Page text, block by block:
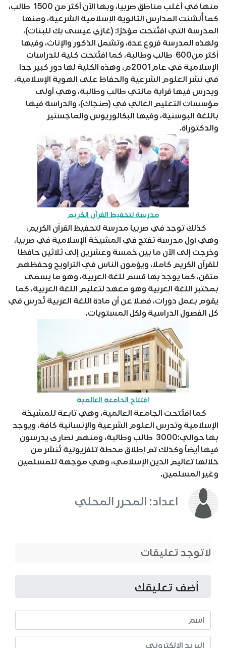
منها في أغلب مناطق صربيا، وبها الآن أكثر من 1500 طالب،
كما أُنشئت المدارس الثانوية الإسلامية الشرعية، ومنها
المدرسة التي افتُتحت مؤخرًا: (غازي عيسى بك للبنات)،
ولهذه المدرسة فروع عدة، وتشمل الذكور والإناث، وفيها
أكثر من600 طالب وطالبة، كما افتُتحت كلية للدراسات
الإسلامية في عام2001م، وهذه الكلية لها دور كبير جدا
في نشر العلوم الشرعية والحفاظ على الهوية الإسلامية،
ويدرس فيها قرابة مائتي طالب وطالبة، وهي أولى
مؤسسات التعليم العالي في (صنجاك)، والدراسة فيها
باللغة البوسنية، وفيها البكالوريوس والماجستير
والدكتوراة.
مدرسة لتحفيظ القرآن الكريم
كذلك توجد في صربيا مدرسة لتحفيظ القرآن الكريم،
وهي أول مدرسة تفتح في المشيخة الإسلامية في صربيا،
وخرجت إلى الآن ما بين خمسة وعشرين إلى ثلاثين حافظا
للقرآن الكريم كاملا، ويؤمون الناس في التراويح وحفظهم
متقن، كما يوجد بها قسم للغة العربية، وهو ما يسمى
بمختبر اللغة العربية وهو معهد لتعليم اللغة العربية، كما
يقوم بعمل دورات، فضلا عن أن مادة اللغة العربية تُدرس في
كل الفصول الدراسية ولكل المستويات.
افتتاح الجامعة العالمية
كما افتُتحت الجامعة العالمية، وهي تابعة للمشيخة
الإسلامية وتدرس العلوم الشرعية والإنسانية كافة، ويوجد
بها حوالي:3000 طالب وطالبة، ومنهم نصارى يدرسون
فيها أيضاً وكذلك تم إطلاق محطة تلفزيونية تُنشر من
خلالها تعاليم الدين الإسلامي، وهي موجهة للمسلمين
وغير المسلمين.
اعداد: المحرر المحلي
لاتوجد تعليقات
أضف تعليقك